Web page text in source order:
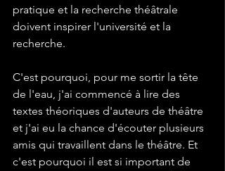
pratique et la recherche théâtrale
doivent inspirer l'université et la
recherche.
C'est pourquoi, pour me sortir la tête
de l'eau, j'ai commencé à lire des
textes théoriques d'auteurs de théâtre
et j'ai eu la chance d'écouter plusieurs
amis qui travaillent dans le théâtre. Et
c'est pourquoi il est si important de